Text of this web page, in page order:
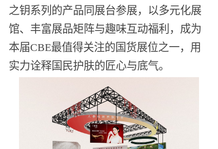
之钥系列的产品同展台参展，以多元化展
馆、丰富展品矩阵与趣味互动福利，成为
本届CBE最值得关注的国货展位之一，用
实力诠释国民护肤的匠心与底气。